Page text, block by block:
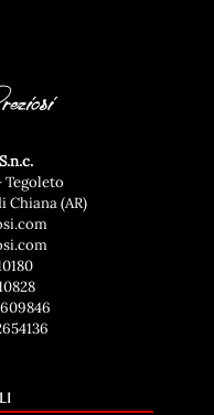
Tegoleto
Chiana (AR)